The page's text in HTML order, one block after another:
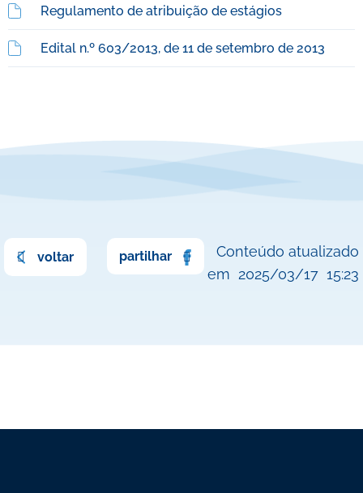
Regulamento de atribuição de estágios
Edital n.º 603/2013, de 11 de setembro de 2013
voltar partilhar
Conteúdo atualizado
em 2025/03/17 15:23